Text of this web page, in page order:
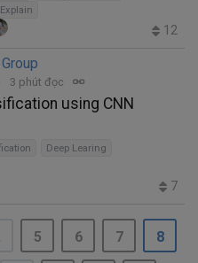
12
3 phút đọc
using CNN
Deep Learing
7
5 6 7 8